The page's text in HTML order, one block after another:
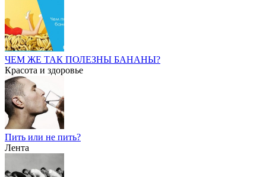
ЧЕМ ЖЕ ТАК ПОЛЕЗНЫ БАНАНЫ?
Красота и здоровье
Пить или не пить?
Лента